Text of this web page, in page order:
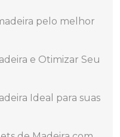
pelo melhor
e Otimizar Seu
Ideal para suas